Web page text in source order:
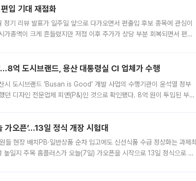
입 기대 재점화
기 리뷰 발표가 일주일 앞으로 다가오면서 편출입 후보 종목에 관심이
가총액이 크게 흔들렸지만 저점 이후 주가가 상당 부분 회복되면서 편입
도시브랜드, 용산 대통령실 CI 업체가 수행
시 도시브랜드 ‘Busan is Good’ 개발 사업의 수행기관이 윤석열 정부
던 디자인 전문업체 피앤(P&)인 것으로 확인됐다. 8억 원이 투입된 부산
오픈’...13일 정식 개장 시험대
현장 배치PB·일반상품 순차 입고에도 신선식품 수급 정상화는 과제최
일지 주목 홈플러스가 오늘(7일) 가오픈을 시작으로 13일 정식으로 재